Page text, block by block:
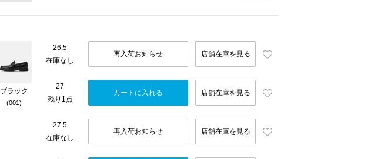
ブラック
(001)
26.5
在庫なし
再入荷お知らせ 店舗在庫を見る
27
残り1点
カートに入れる 店舗在庫を見る
27.5
在庫なし
再入荷お知らせ 店舗在庫を見る